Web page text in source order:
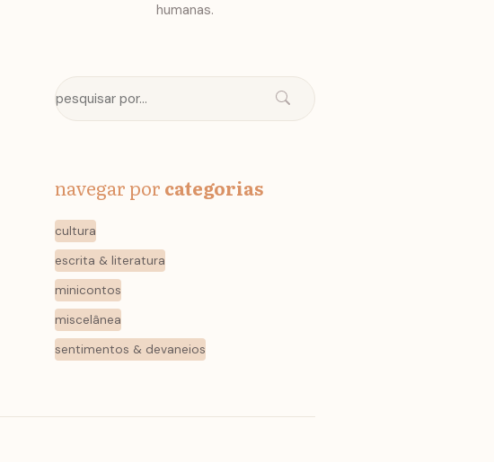
humanas.
navegar por categorias
cultura
escrita & literatura
minicontos
miscelânea
sentimentos & devaneios